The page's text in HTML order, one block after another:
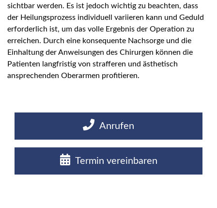
sichtbar werden. Es ist jedoch wichtig zu beachten, dass
der Heilungsprozess individuell variieren kann und Geduld
erforderlich ist, um das volle Ergebnis der Operation zu
erreichen. Durch eine konsequente Nachsorge und die
Einhaltung der Anweisungen des Chirurgen können die
Patienten langfristig von strafferen und ästhetisch
ansprechenden Oberarmen profitieren.
Anrufen
Termin vereinbaren